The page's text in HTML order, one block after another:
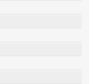
obowiązków i
osoby, której
fizycznej;
w
ramach